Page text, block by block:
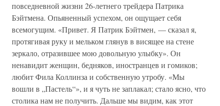
повседневной жизни 26-летнего трейдера Патрика
Бэйтмена. Опьяненный успехом, он ощущает себя
всемогущим. «Привет. Я Патрик Бэйтмен, — сказал я,
протягивая руку и мельком глянув в висящее на стене
зеркало, отразившее мою довольную улыбку». Он
ненавидит женщин, бедняков, иностранцев и гомиков;
любит Фила Коллинза и собственную утробу. «Мы
вошли в „Пастель“», и я чуть не заплакал; стало ясно, что
столика нам не получить. Дальше мы видим, как этот